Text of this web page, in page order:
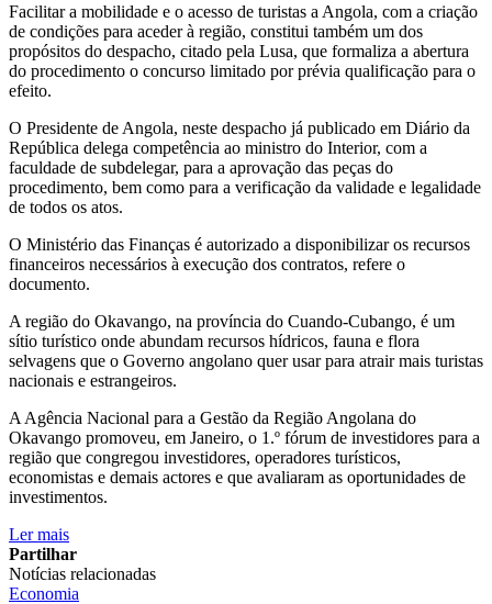
Facilitar a mobilidade e o acesso de turistas a Angola, com a criação
de condições para aceder à região, constitui também um dos
propósitos do despacho, citado pela Lusa, que formaliza a abertura
do procedimento o concurso limitado por prévia qualificação para o
efeito.
O Presidente de Angola, neste despacho já publicado em Diário da
República delega competência ao ministro do Interior, com a
faculdade de subdelegar, para a aprovação das peças do
procedimento, bem como para a verificação da validade e legalidade
de todos os atos.
O Ministério das Finanças é autorizado a disponibilizar os recursos
financeiros necessários à execução dos contratos, refere o
documento.
A região do Okavango, na província do Cuando-Cubango, é um
sítio turístico onde abundam recursos hídricos, fauna e flora
selvagens que o Governo angolano quer usar para atrair mais turistas
nacionais e estrangeiros.
A Agência Nacional para a Gestão da Região Angolana do
Okavango promoveu, em Janeiro, o 1.º fórum de investidores para a
região que congregou investidores, operadores turísticos,
economistas e demais actores e que avaliaram as oportunidades de
investimentos.
Ler mais
Partilhar
Notícias relacionadas
Economia